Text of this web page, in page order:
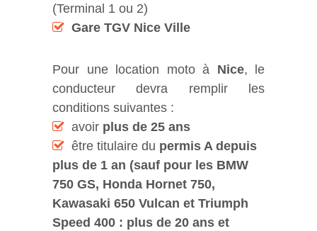
(Terminal 1 ou 2)
Gare TGV Nice Ville
Pour une location moto à Nice, le
conducteur devra remplir les
conditions suivantes :
avoir plus de 25 ans
être titulaire du permis A depuis
plus de 1 an (sauf pour les BMW
750 GS, Honda Hornet 750,
Kawasaki 650 Vulcan et Triumph
Speed 400 : plus de 20 ans et